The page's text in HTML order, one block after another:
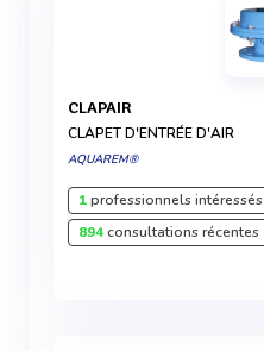
CLAPAIR
CLAPET D'ENTRÉE D'AIR
AQUAREM®
1professionnels intéressés
894consultations récentes